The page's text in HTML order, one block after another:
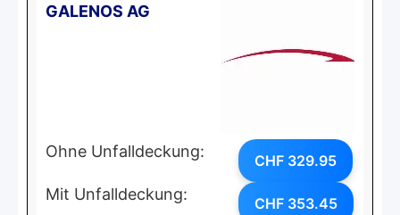
GALENOS AG
Ohne Unfalldeckung: CHF 329.95
Mit Unfalldeckung: CHF 353.45